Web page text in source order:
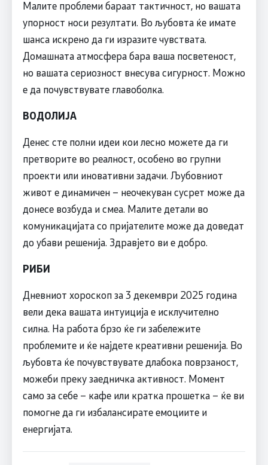
Малите проблеми бараат тактичност, но вашата
упорност носи резултати. Во љубовта ќе имате
шанса искрено да ги изразите чувствата.
Домашната атмосфера бара ваша посветеност,
но вашата сериозност внесува сигурност. Можно
е да почувствувате главоболка.
ВОДОЛИЈА
Денес сте полни идеи кои лесно можете да ги
претворите во реалност, особено во групни
проекти или иновативни задачи. Љубовниот
живот е динамичен – неочекуван сусрет може да
донесе возбуда и смеа. Малите детали во
комуникацијата со пријателите може да доведат
до убави решенија. Здравјето ви е добро.
РИБИ
Дневниот хороскоп за 3 декември 2025 година
вели дека вашата интуиција е исклучително
силна. На работа брзо ќе ги забележите
проблемите и ќе најдете креативни решенија. Во
љубовта ќе почувствувате длабока поврзаност,
можеби преку заедничка активност. Момент
само за себе – кафе или кратка прошетка – ќе ви
помогне да ги избалансирате емоциите и
енергијата.